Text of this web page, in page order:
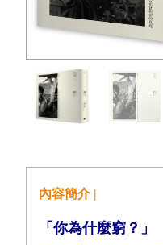
內容簡介 |
「你為什麼窮？」